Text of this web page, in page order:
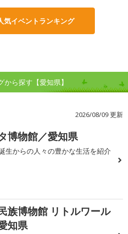
気イベントランキング
ら探す【愛知県】
2026/08/09 更新
博物館／愛知県
生からの人々の豊かな生活を紹介
族博物館 リトルワール
知県